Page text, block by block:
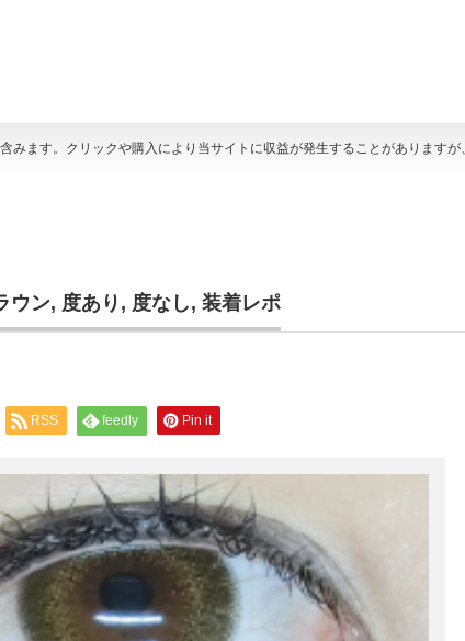
みます。クリックや購入により当サイトに収益が発生することがありますが
ウン, 度あり , 度なし, 装着レポ
RSS feedly Pin it